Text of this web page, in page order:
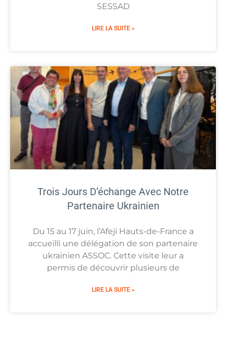
SESSAD
LIRE LA SUITE »
Trois Jours D’échange Avec Notre
Partenaire Ukrainien
Du 15 au 17 juin, l’Afeji Hauts-de-France a
accueilli une délégation de son partenaire
ukrainien ASSOC. Cette visite leur a
permis de découvrir plusieurs de
LIRE LA SUITE »